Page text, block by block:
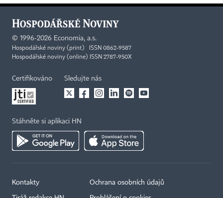
© 1996-2026 Economia, a.s.
Hospodářské noviny (print) ISSN 0862-9587
Hospodářské noviny (online) ISSN 2787-950X
Certifikováno Sledujte nás
Stáhněte si aplikaci HN
Kontakty Ochrana osobních údajů